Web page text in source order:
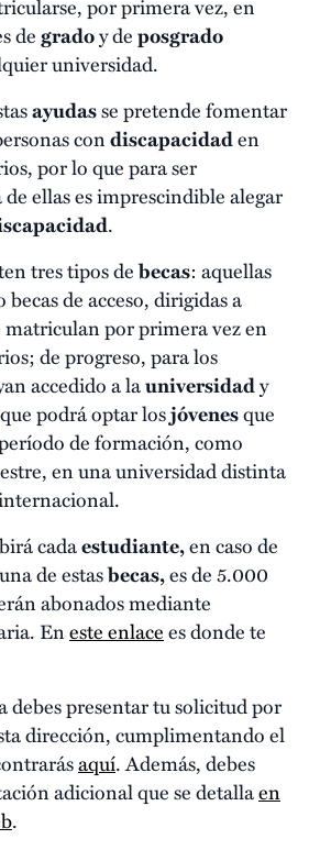
por primera vez, en
degradoy deposgrado
universidad.
ayudasse pretende fomentar
condiscapacidaden
por lo que para ser
ellas es imprescindible alegar
.
tres tipos debecas: aquellas
de acceso, dirigidas a
matriculan por primera vez en
de progreso, para los
accedido a launiversidady
podrá optar losjóvenesque
de formación, como
en una universidad distinta
cadaestudiante,en caso de
de estasbecas,es de 5.000
abonados mediante
Eneste enlacees donde te
debes presentar tu solicitud por
dirección, cumplimentando el
aquí. Además, debes
adicional que se detallaen
.